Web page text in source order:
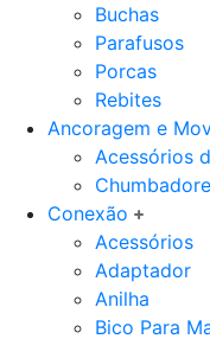
Buchas
Parafusos
Porcas
Rebites
Ancoragem e
Acessórios
Conexão
Acessórios
Adaptador
Anilha
Bico Para